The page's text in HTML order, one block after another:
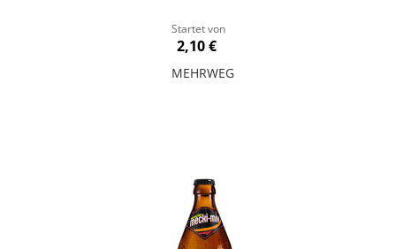
Startet von
2,10 €
MEHRWEG